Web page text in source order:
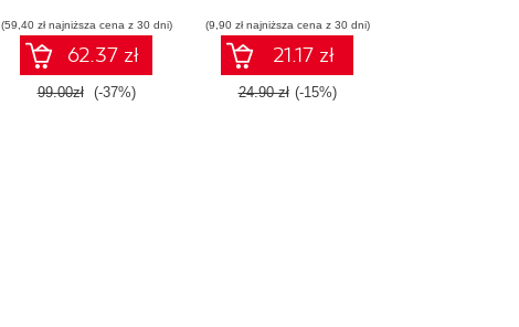
(59,40 zł najniższa cena z 30 dni)
62.37 zł
99.00zł (-37%)
(9,90 zł najniższa cena z 30 dni)
21.17 zł
24.90 zł (-15%)